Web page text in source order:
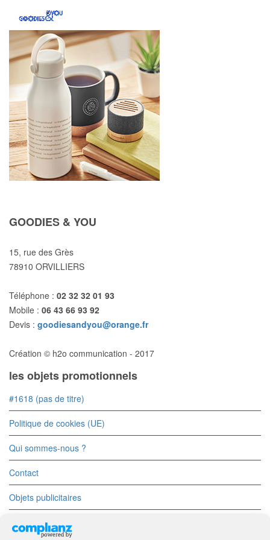
GOODIES & YOU
15, rue des Grès
78910 ORVILLIERS
Téléphone : 02 32 32 01 93
Mobile : 06 43 66 93 92
Devis : goodiesandyou@orange.fr
Création © h2o communication - 2017
les objets promotionnels
#1618 (pas de titre)
Politique de cookies (UE)
Qui sommes-nous ?
Contact
Objets publicitaires
Objets Divers